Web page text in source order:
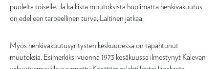
puolelta toiselle. Ja kaikista muutoksista huolimatta henkivakuutus
on edelleen tarpeellinen turva, Laitinen jatkaa.
Myös henkivakuutusyritysten keskuudessa on tapahtunut
muutoksia. Esimerkiksi vuonna 1973 kesäkuussa ilmestynyt Kalevan